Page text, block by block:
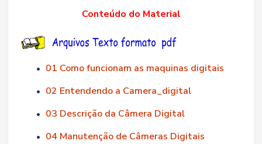
Conteúdo do Material
• 01 Como funcionam as maquinas digitais
• 02 Entendendo a Camera_digital
• 03 Descrição da Câmera Digital
• 04 Manutenção de Câmeras Digitais